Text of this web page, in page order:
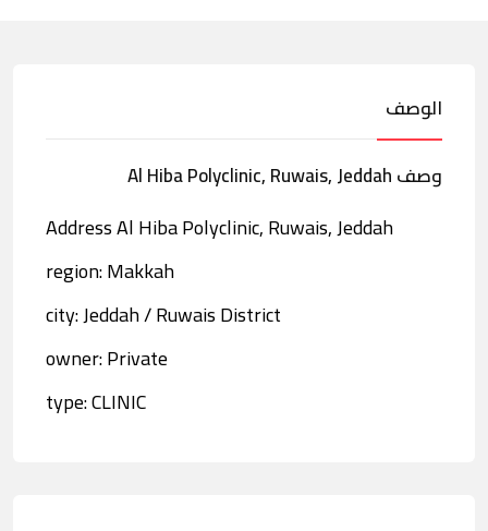
الوصف
وصف Al Hiba Polyclinic, Ruwais, Jeddah
Address Al Hiba Polyclinic, Ruwais, Jeddah
region: Makkah
city: Jeddah / Ruwais District
owner: Private
type: CLINIC